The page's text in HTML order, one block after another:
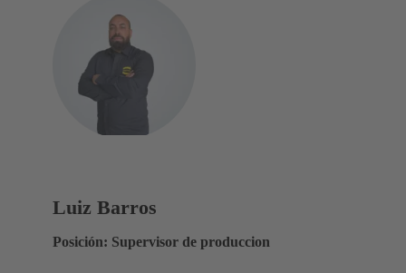
Luiz Barros
Posición: Supervisor de produccion